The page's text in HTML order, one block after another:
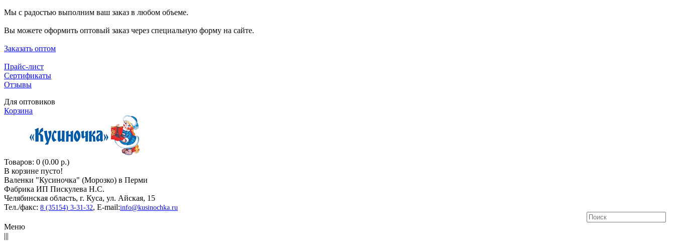
Мы с радостью выполним ваш заказ в любом объеме.
Вы можете оформить оптовый заказ через специальную форму на сайте.
Заказать оптом
Прайс-лист
Сертификаты
Отзывы
Для оптовиков
Корзина
Товаров: 0 (0.00 р.)
В корзине пусто!
Валенки "Кусиночкa" (Морозко) в Перми
Фабрика ИП Пискулева Н.С.
Челябинская область, г. Куса, ул. Айская, 15
Тел./факс: 8 (35154) 3-31-32, E-mail:info@kusinochka.ru
Меню
|||